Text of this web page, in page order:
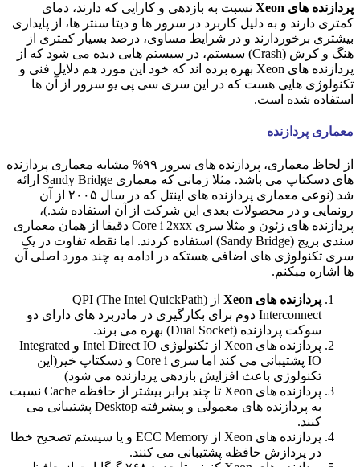
پردازنده های Xeon
نسبت به بازدهی و کارایی که دارند، دمای
کمتری دارند و به دلیل کاربرد در سرور ها و دیتا سنتر ها، از پایداری
بیشتری برخوردارند و در شرایط مساوی، درصد بسیار کمتری از
هنگ و کرش (Crash) سیستم، در سیستم هایی دیده می شود که از
پردازنده های Xeon بهره برده اند که خود این مورد هم دلایل فنی و
تکنولوژی هایی هست که در این سری سی پی یو سرور از آن ها
استفاده شده است.
معماری پردازنده
از لحاظ معماری، پردازنده های سرور ۹۹% مشابه معماری پردازنده
های دسکتاپ می باشد. مثلا زمانی که معماری Sandy Bridge ارائه
شد (نوعی معماری پردازنده های اینتل که در سال ۲۰۰۵ از آن
رونمایی و در محصولات بعدی این شرکت از آن استفاده شد.)،
پردازنده های زئون و مثلا سری Core i 2xxx دقیقا از همان معماری
سندی بریج (Sandy Bridge) استفاده کردند. اما نقطه تفاوت در یک
سری تکنولوژی های اضافی هستکه در ادامه به چند مورد اصلی آن
ها اشاره میکنم.
پردازنده های Xeon
از (QPI (The Intel QuickPath
Interconnect دوم برای بکارگیری در مادربرد های دارای دو
سوکت پردازنده (Dual Socket) بهره می برند.
پردازنده های Xeon از تکنولوژی Intel Direct IO و Integrated
IO پشتیبانی می کند اما سری Core i و دسکتاپ خیر(این
تکنولوژی باعث افزایش بازدهی پردازنده می شود)
پردازنده های Xeon تا چند برابر بیشتر از حافظه Cache نسبت
به پردازنده های معمولی و پیشرفته Desktop پشتیبانی می
کنند.
پردازنده های Xeon از ECC Memory و یا سیستم تصحیح خطا
در پردازش حافظه پشتیبانی می کنند.